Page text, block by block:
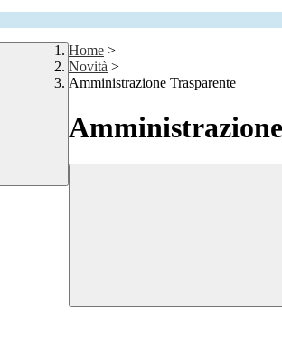
Home >
Novità >
Amministrazione Trasparente